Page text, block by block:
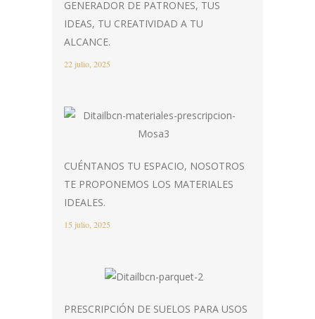
GENERADOR DE PATRONES, TUS
IDEAS, TU CREATIVIDAD A TU
ALCANCE.
22 julio, 2025
CUÉNTANOS TU ESPACIO, NOSOTROS
TE PROPONEMOS LOS MATERIALES
IDEALES.
15 julio, 2025
PRESCRIPCIÓN DE SUELOS PARA USOS